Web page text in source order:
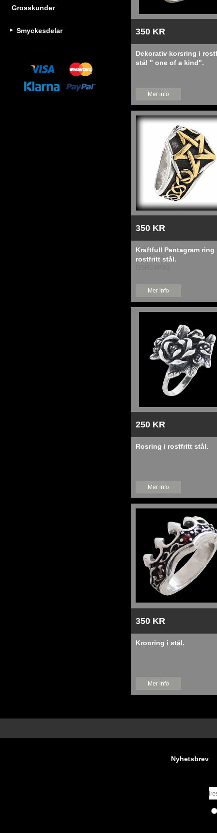
Grosskunder
Smyckesdelar 350 KR
Dekorativ korsring i
stål " one of a kind".
Mer info
350 KR
Kraftfull Pentagram ring
rostfritt stål.
Mer info
250 KR
Rosring i rostfritt stål.
Mer info
350 KR
Kronring i stål.
Mer info
Nyhetsbrev